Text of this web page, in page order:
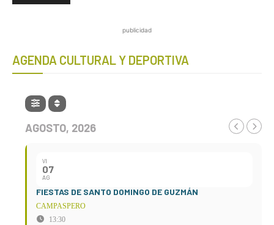
publicidad
AGENDA CULTURAL Y DEPORTIVA
AGOSTO, 2026
VI
07
AG
FIESTAS DE SANTO DOMINGO DE GUZMÁN
CAMPASPERO
13:30